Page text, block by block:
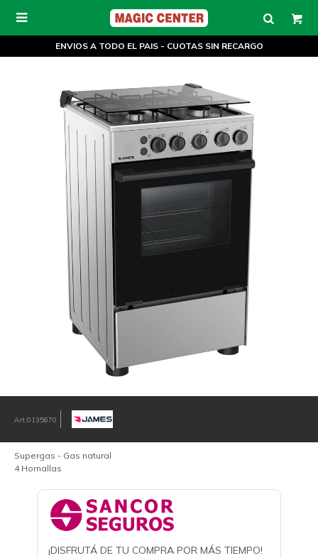

ENVIOS A TODO EL PAIS - CUOTAS SIN RECARGO
0135670
Supergas - Gas natural
4 Hornallas
¡DISFRUTÁ DE TU COMPRA POR MÁS TIEMPO!